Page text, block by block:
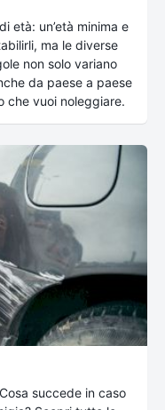
età: un’età minima e
ma le diverse
non solo variano
da paese a paese
che vuoi noleggiare.
succede in caso